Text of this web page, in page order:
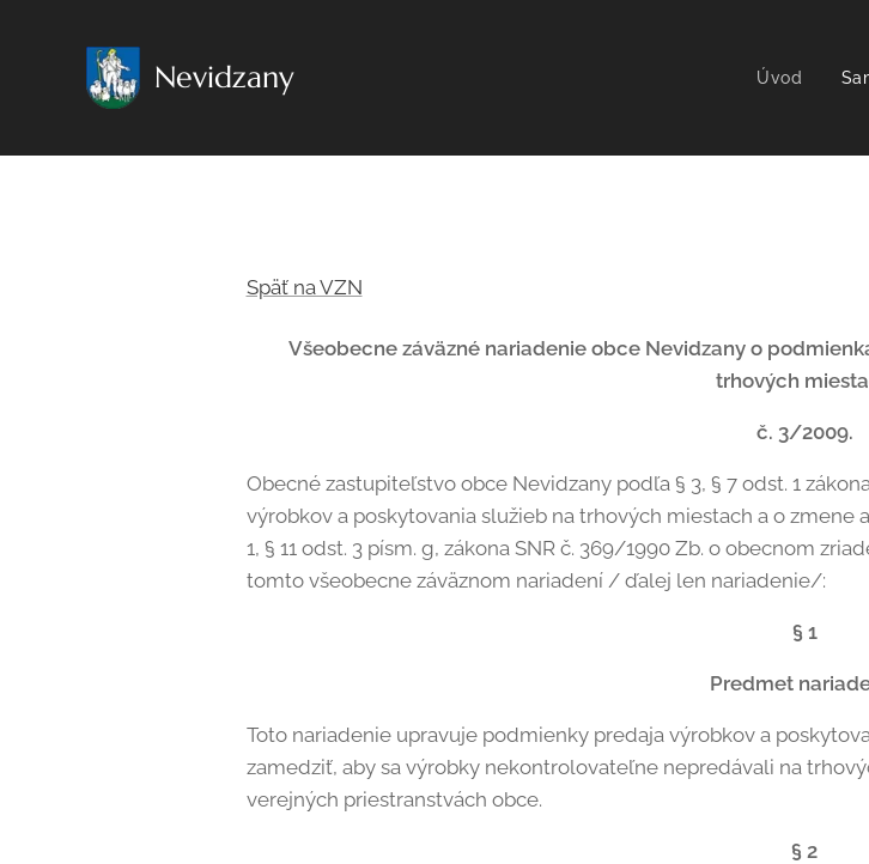
Nevidzany Úvod
Späť na VZN
Všeobecne záväzné nariadenie obce Nevidzany o
trhových
č. 3/2009.
Obecné zastupiteľstvo obce Nevidzany podľa § 3, § 7 odst. 1
výrobkov a poskytovania služieb na trhových miestach a o zmene
1, § 11 odst. 3 písm. g, zákona SNR č. 369/1990 Zb. o obecnom
tomto všeobecne záväznom nariadení / ďalej len nariadenie/:
§ 1
Predmet
Toto nariadenie upravuje podmienky predaja výrobkov a
zamedziť, aby sa výrobky nekontrolovateľne nepredávali na
verejných priestranstvách obce.
§ 2